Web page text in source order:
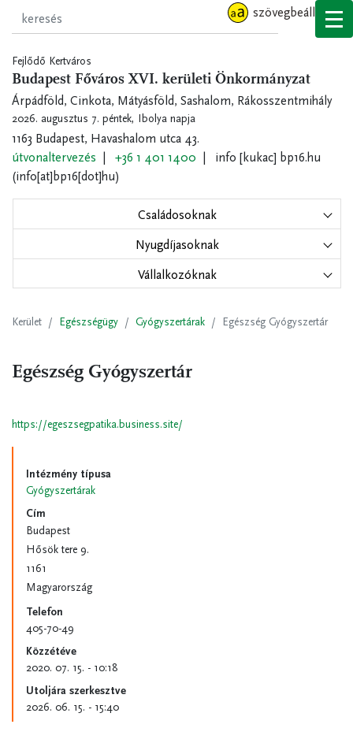
szövegbeállítások
Fejlődő Kertváros
Budapest Főváros XVI. kerületi Önkormányzat
Árpádföld, Cinkota, Mátyásföld, Sashalom, Rákosszentmihály
2026. augusztus 7. péntek, Ibolya napja
1163 Budapest, Havashalom utca 43.
útvonaltervezés
+36 1 401 1400 info [kukac] bp16.hu
(info[at]bp16[dot]hu)
Családosoknak
Nyugdíjasoknak
Vállalkozóknak
Kerület Egészségügy Gyógyszertárak Egészség Gyógyszertár
Egészség Gyógyszertár
https://egeszsegpatika.business.site/
Intézmény típusa
Gyógyszertárak
Cím
Budapest
Hősök tere 9.
1161
Magyarország
Telefon
405-70-49
Közzétéve
2020. 07. 15. - 10:18
Utoljára szerkesztve
2026. 06. 15. - 15:40